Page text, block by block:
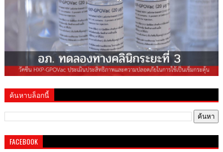
ค้นหาบล็อกนี้
FACEBOOK